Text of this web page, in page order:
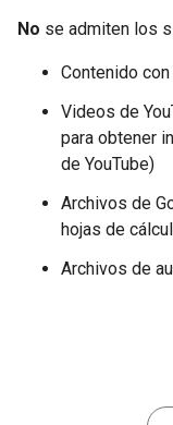
No se admiten los
Contenido
Videos de
para obtener
de YouTube)
Archivos de
hojas de
Archivos de